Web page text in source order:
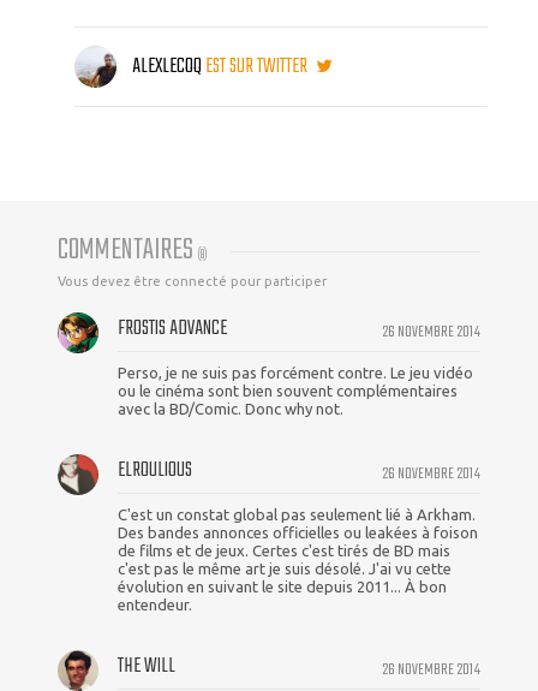
ALEXLECOQEST SUR TWITTER
COMMENTAIRES (8)
Vous devez être connecté pour participer
26 NOVEMBRE 2014
FROSTIS ADVANCE
Perso, je ne suis pas forcément contre. Le jeu vidéo
ou le cinéma sont bien souvent complémentaires
avec la BD/Comic. Donc why not.
26 NOVEMBRE 2014
ELROULIOUS
C'est un constat global pas seulement lié à Arkham.
Des bandes annonces officielles ou leakées à foison
de films et de jeux. Certes c'est tirés de BD mais
c'est pas le même art je suis désolé. J'ai vu cette
évolution en suivant le site depuis 2011... À bon
entendeur.
26 NOVEMBRE 2014
THE WILL